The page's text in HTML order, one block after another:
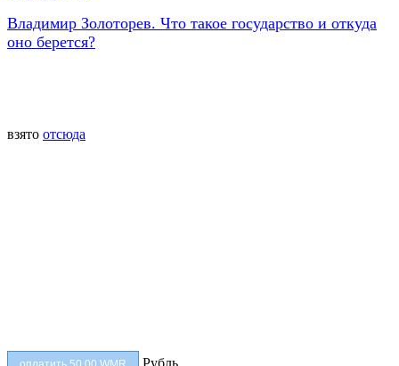
Владимир Золоторев. Что такое государство и откуда
оно берется?
взято отсюда
Рубль